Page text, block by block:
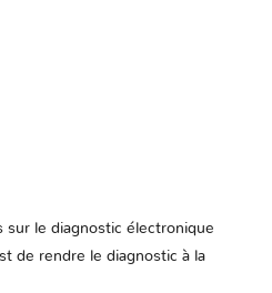
sur le diagnostic électronique
de rendre le diagnostic à la